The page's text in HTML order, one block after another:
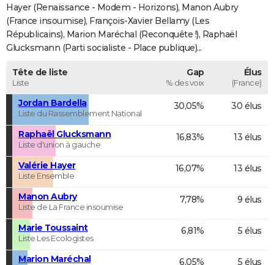
S'inscrire
Se connecter
Lycées
Collèges
Primaires
Universités
Entreprises
Service militaire
Avis de recherche
AVIS DE DÉCÈS
FORUM
Hayer (Renaissance - Modem - Horizons), Manon Aubry
(France insoumise), François-Xavier Bellamy (Les
Républicains), Marion Maréchal (Reconquête !), Raphaël
Glucksmann (Parti socialiste - Place publique)...
Tête de liste
Liste
Gap
% des voix
Élus
(France)
Jordan Bardella
Liste du Rassemblement National
30,05% 30 élus
Raphaël Glucksmann
Liste d'union à gauche
16,83% 13 élus
Valérie Hayer
Liste Ensemble
16,07% 13 élus
Manon Aubry
Liste de La France insoumise
7,78% 9 élus
Marie Toussaint
Liste Les Ecologistes
6,81% 5 élus
Marion Maréchal 6,05% 5 élus